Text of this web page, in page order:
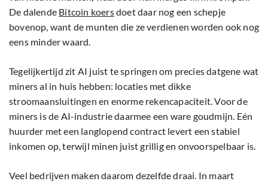
De dalende Bitcoin koersdoet daar nog een schepje
bovenop, want de munten die ze verdienen worden ook nog
eens minder waard.
Tegelijkertijd zit AI juist te springen om precies datgene wat
miners al in huis hebben: locaties met dikke
stroomaansluitingen en enorme rekencapaciteit. Voor de
miners is de AI-industrie daarmee een ware goudmijn. Eén
huurder met een langlopend contract levert een stabiel
inkomen op, terwijl minen juist grillig en onvoorspelbaar is.
Veel bedrijven maken daarom dezelfde draai. In maart